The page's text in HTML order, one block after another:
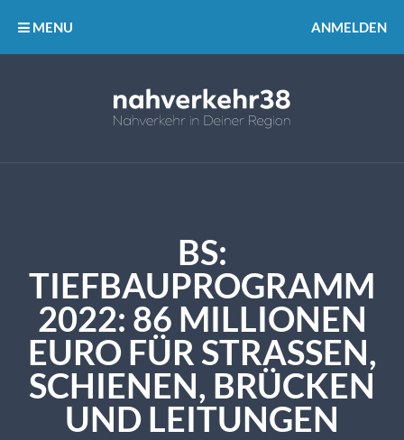
MENU ANMELDEN
BS:
TIEFBAUPROGRAMM
2022: 86 MILLIONEN
EURO FÜR STRASSEN, S
CHIENEN, BRÜCKEN U
ND LEITUNGEN